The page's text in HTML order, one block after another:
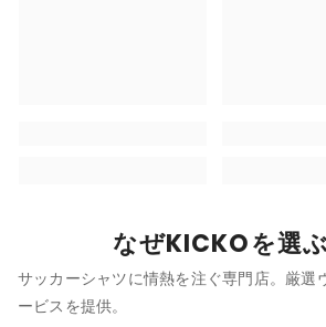
なぜKICKOを選
サッカーシャツに情熱を注ぐ専門店。厳選
ービスを提供。